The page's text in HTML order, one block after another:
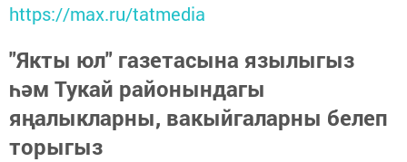
https://max.ru/tatmedia
"Якты юл" газетасына язылыгыз
һәм Тукай районындагы
яңалыкларны, вакыйгаларны белеп
торыгыз